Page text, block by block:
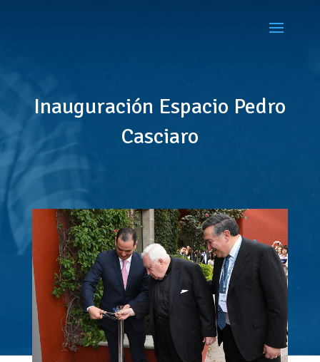
Inauguración Espacio Pedro
Casciaro